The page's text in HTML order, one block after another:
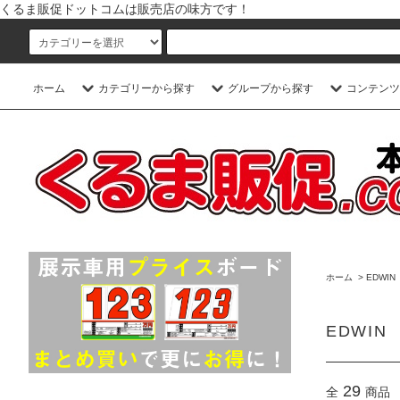
くるま販促ドットコムは販売店の味方です！
ホーム カテゴリーから探す グループから探す コンテン
ホーム > EDWIN
EDWIN
全 29 商品